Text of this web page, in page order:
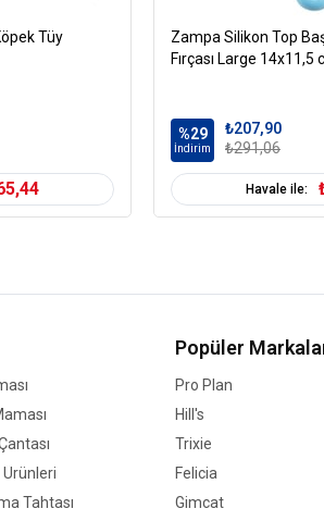
Tüy
Zampa Silikon Top
Fırçası Large 14x11,5
%29
İndirim
₺207,90
₺291,06
Havale ile:
Ürünleri
Tahtası
Popüler
Pro Plan
Hill's
Trixie
Felicia
Gimcat